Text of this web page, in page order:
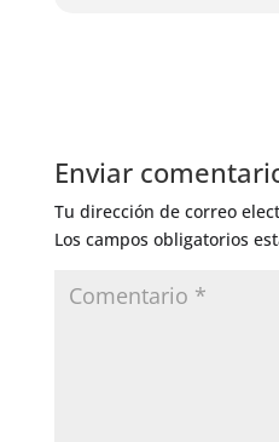
Enviar
Tu dirección de correo
Los campos obligatorios